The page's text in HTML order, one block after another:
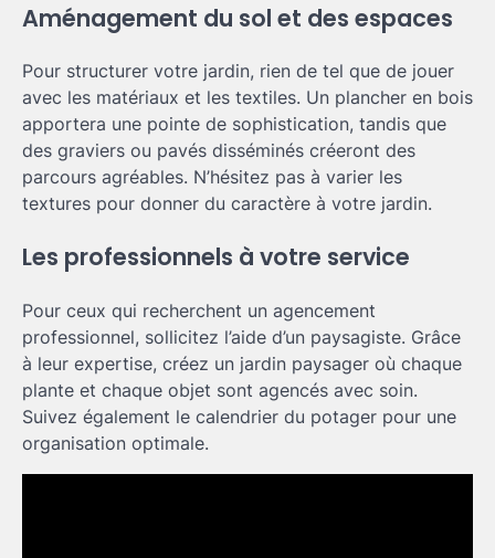
Aménagement du sol et des espaces
Pour structurer votre jardin, rien de tel que de jouer
avec les matériaux et les textiles. Un plancher en bois
apportera une pointe de sophistication, tandis que
des graviers ou pavés disséminés créeront des
parcours agréables. N’hésitez pas à varier les
textures pour donner du caractère à votre jardin.
Les professionnels à votre service
Pour ceux qui recherchent un agencement
professionnel, sollicitez l’aide d’un paysagiste. Grâce
à leur expertise, créez un jardin paysager où chaque
plante et chaque objet sont agencés avec soin.
Suivez également le calendrier du potager pour une
organisation optimale.